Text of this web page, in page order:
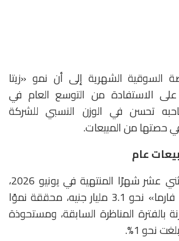
السوقية الشهرية إلى أن نمو «زيتا
على الاستفادة من التوسع العام في
تحسن في الوزن النسبي للشركة
حصتها من المبيعات.
عام
وعلى مستوى الاثني عشر شهرًا المنتهية في يونيو 2026،
بلغت مبيعات «زيتا فارما» نحو 3.1 مليار جنيه، محققة نموًا
مقارنة بالفترة المناظرة السابقة، ومستحوذة
نحو 1%.